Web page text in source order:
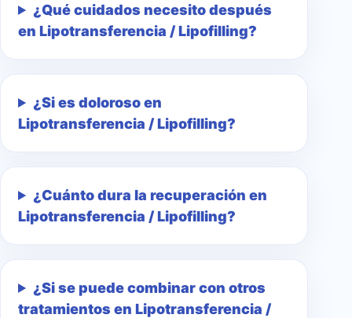
¿Qué cuidados necesito después
en Lipotransferencia / Lipofilling?
¿Si es doloroso en
Lipotransferencia / Lipofilling?
¿Cuánto dura la recuperación en
Lipotransferencia / Lipofilling?
¿Si se puede combinar con otros
tratamientos en Lipotransferencia /